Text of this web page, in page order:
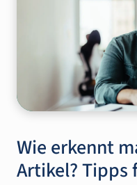
Wie erkennt
Artikel? Tipps